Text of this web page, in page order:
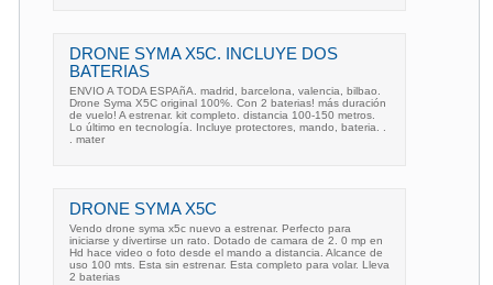
DRONE SYMA X5C. INCLUYE DOS
BATERIAS
ENVIO A TODA ESPAñA. madrid, barcelona, valencia, bilbao.
Drone Syma X5C original 100%. Con 2 baterias! más duración
de vuelo! A estrenar. kit completo. distancia 100-150 metros.
Lo último en tecnología. Incluye protectores, mando, bateria. .
. mater
DRONE SYMA X5C
Vendo drone syma x5c nuevo a estrenar. Perfecto para
iniciarse y divertirse un rato. Dotado de camara de 2. 0 mp en
Hd hace video o foto desde el mando a distancia. Alcance de
uso 100 mts. Esta sin estrenar. Esta completo para volar. Lleva
2 baterias